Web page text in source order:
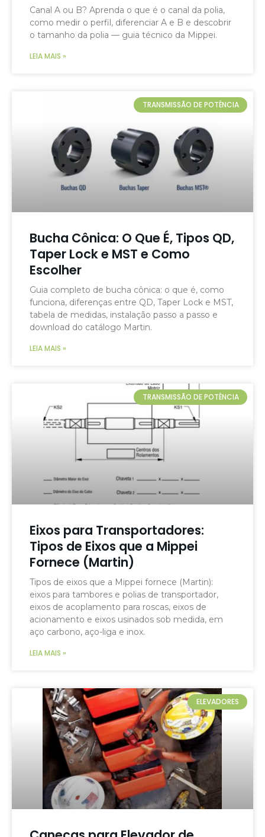
Canal A ou B? Aprenda o que é o canal da polia,
como medir o perfil, diferenciar A e B e descobrir
o tamanho da polia — guia técnico da Mippei.
LEIA MAIS »
TRANSMISSÃO DE POTÊNCIA
Bucha Cônica: O Que É, Tipos QD,
Taper Lock e MST e Como
Escolher
Guia completo de bucha cônica: o que é, como
funciona, diferenças entre QD, Taper Lock e MST,
tabela de medidas, instalação passo a passo e
download do catálogo Martin.
LEIA MAIS »
TRANSMISSÃO DE POTÊNCIA
Eixos para Transportadores:
Tipos de Eixos que a Mippei
Fornece (Martin)
Tipos de eixos que a Mippei fornece (Martin):
eixos para tambores e polias de transportador,
eixos de acoplamento para roscas, eixos de
acionamento e eixos usinados sob medida, em
aço carbono, aço-liga e inox.
LEIA MAIS »
ELEVADORES